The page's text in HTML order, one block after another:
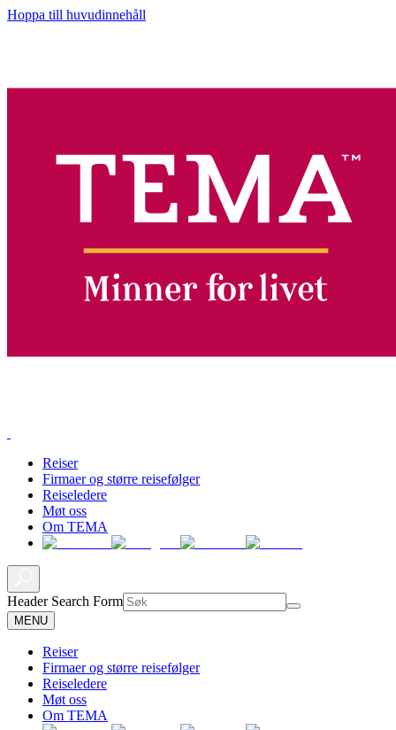
Hoppa till huvudinnehåll
Reiser
Firmaer og større reisefølger
Reiseledere
Møt oss
Om TEMA
Header Search Form
MENU
Reiser
Firmaer og større reisefølger
Reiseledere
Møt oss
Om TEMA